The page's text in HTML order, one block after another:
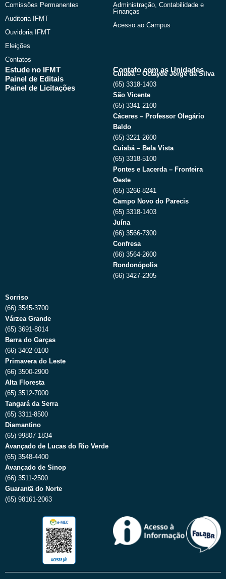
Comissões Permanentes
Auditoria IFMT
Ouvidoria IFMT
Eleições
Contatos
Administração, Contabilidade e
Finanças
Acesso ao Campus
Estude no IFMT
Painel de Editais
Painel de Licitações
Contato com as Unidades
Cuiabá – Octayde Jorge da Silva
(65) 3318-1403
São Vicente
(65) 3341-2100
Cáceres – Professor Olegário
Baldo
(65) 3221-2600
Cuiabá – Bela Vista
(65) 3318-5100
Pontes e Lacerda – Fronteira
Oeste
(65) 3266-8241
Campo Novo do Parecis
(65) 3318-1403
Juína
(66) 3566-7300
Confresa
(66) 3564-2600
Rondonópolis
(66) 3427-2305
Sorriso
(66) 3545-3700
Várzea Grande
(65) 3691-8014
Barra do Garças
(66) 3402-0100
Primavera do Leste
(66) 3500-2900
Alta Floresta
(65) 3512-7000
Tangará da Serra
(65) 3311-8500
Diamantino
(65) 99807-1834
Avançado de Lucas do Rio Verde
(65) 3548-4400
Avançado de Sinop
(66) 3511-2500
Guarantã do Norte
(65) 98161-2063